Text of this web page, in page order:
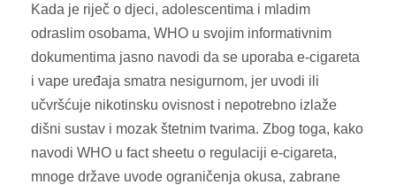
Kada je riječ o djeci, adolescentima i mladim
odraslim osobama, WHO u svojim informativnim
dokumentima jasno navodi da se uporaba e-cigareta
i vape uređaja smatra nesigurnom, jer uvodi ili
učvršćuje nikotinsku ovisnost i nepotrebno izlaže
dišni sustav i mozak štetnim tvarima. Zbog toga, kako
navodi WHO u fact sheetu o regulaciji e-cigareta,
mnoge države uvode ograničenja okusa, zabrane